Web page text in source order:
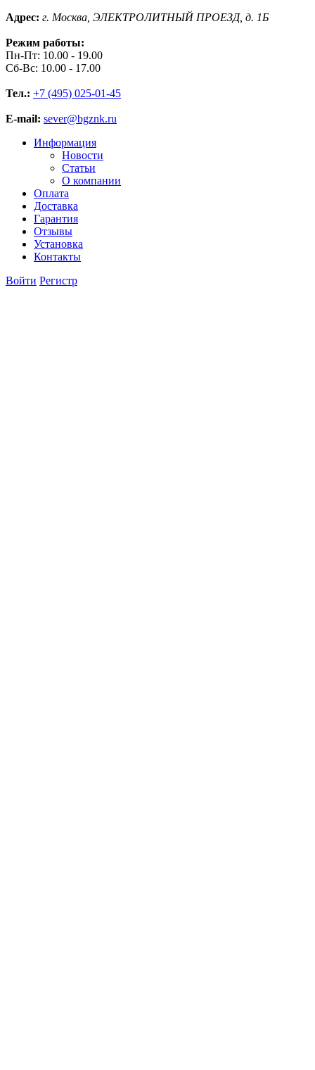
Адрес: г. Москва, ЭЛЕКТРОЛИТНЫЙ ПРОЕЗД, д. 1Б
Режим работы:
Пн-Пт: 10.00 - 19.00
Сб-Вс: 10.00 - 17.00
Тел.: +7 (495) 025-01-45
E-mail: sever@bgznk.ru
Информация
Новости
Статьи
О компании
Оплата
Доставка
Гарантия
Отзывы
Установка
Контакты
Войти Регистр